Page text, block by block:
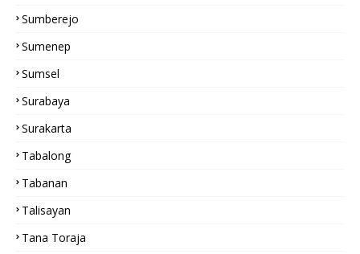
Sumberejo
Sumenep
Sumsel
Surabaya
Surakarta
Tabalong
Tabanan
Talisayan
Tana Toraja